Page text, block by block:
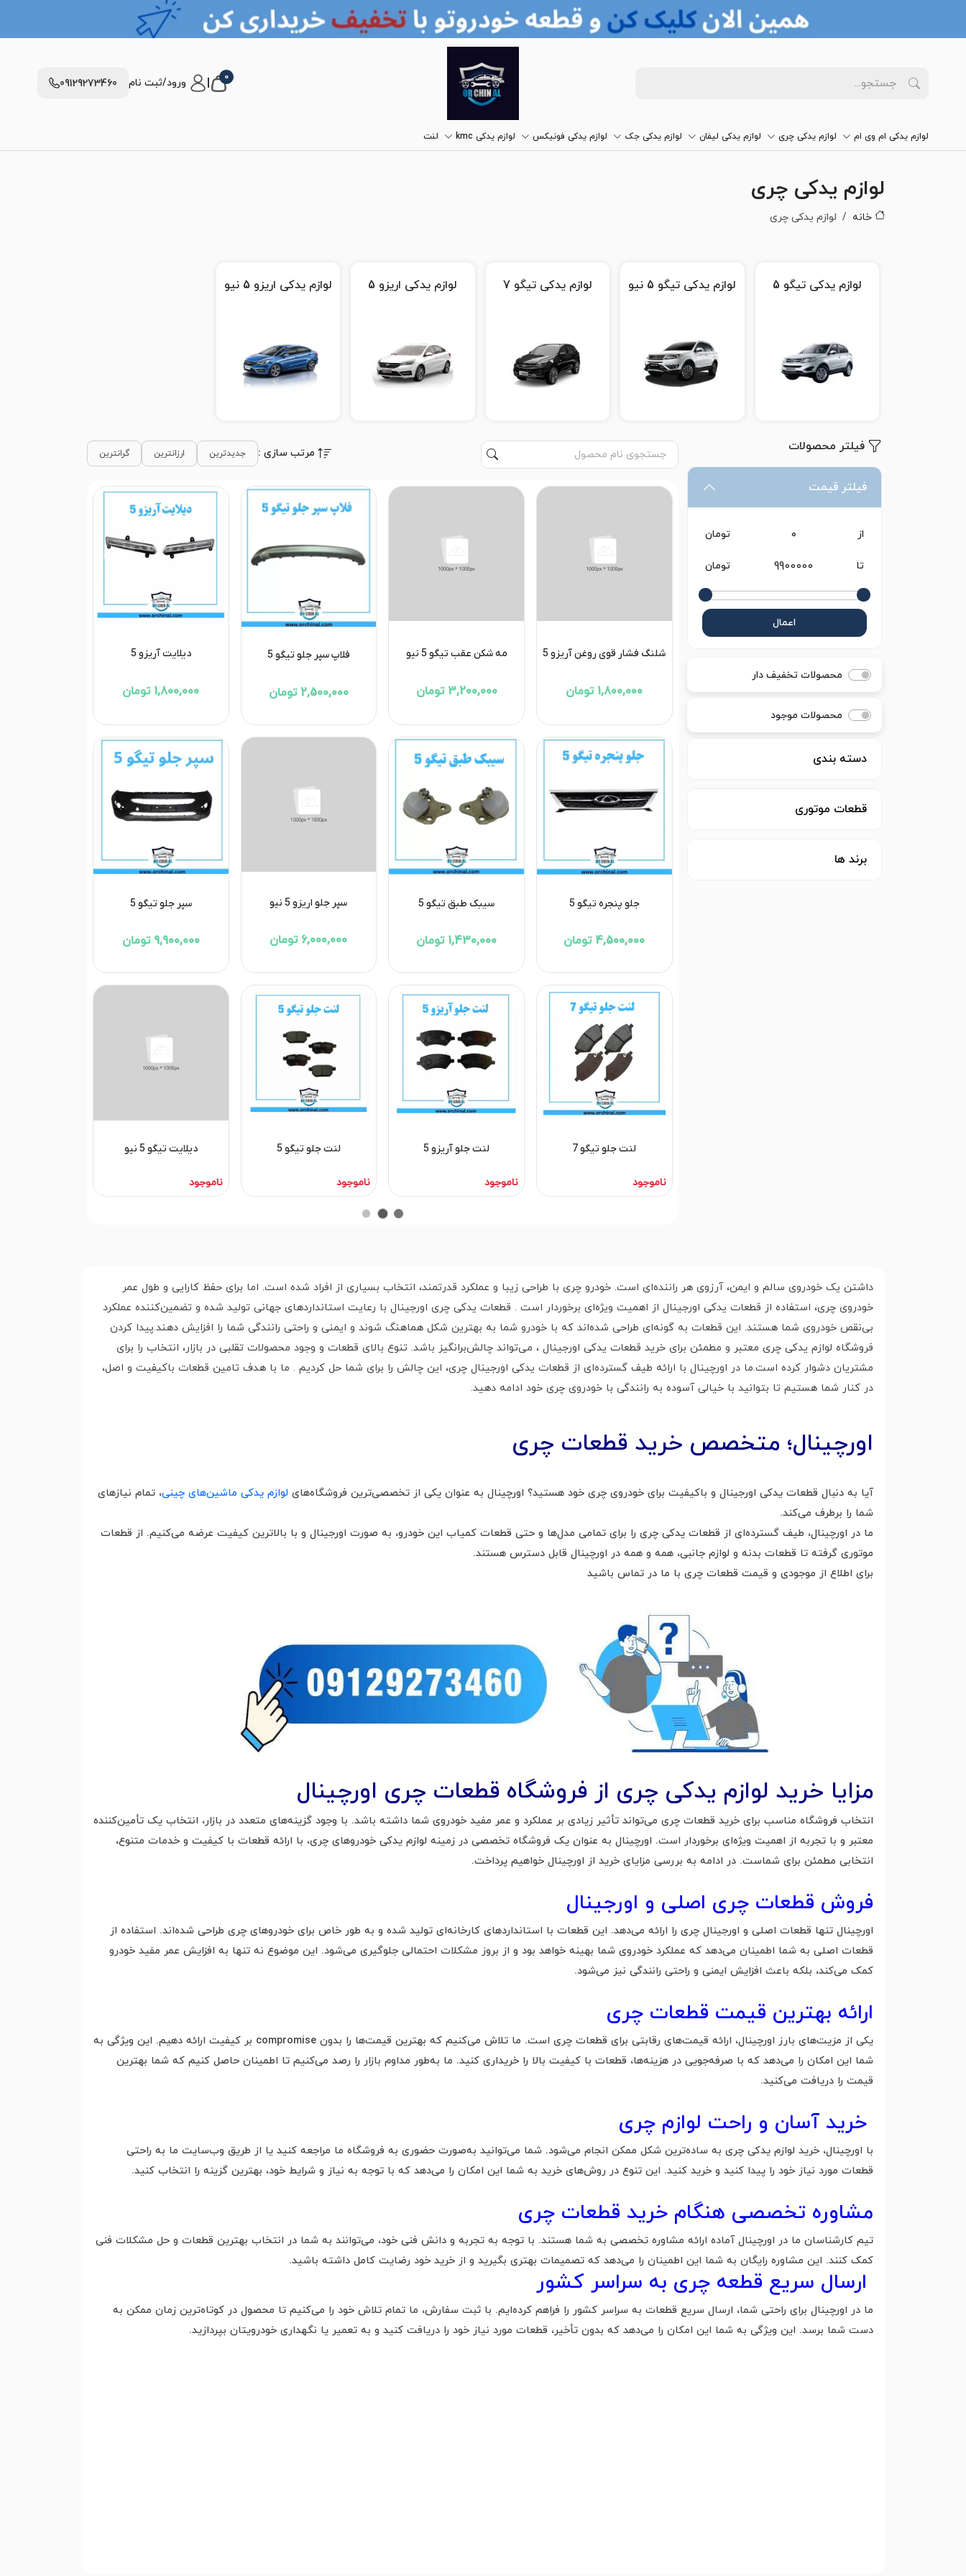
0 ورود/ثبت نام 09129273460
لوازم یدکی ام وی ام لوازم یدکی چری لوازم یدکی لیفان لوازم یدکی جک لوازم یدکی فونیکس لوازم یدکی kmc لنت
لوازم یدکی چری
خانه لوازم یدکی چری
لوازم یدکی تیگو 5 لوازم یدکی تیگو 5 نیو لوازم یدکی تیگو 7 لوازم یدکی اریزو 5 لوازم یدکی اریزو 5 نیو
فیلتر محصولات
فیلتر قیمت
از تومان
تا تومان
اعمال
محصولات تخفیف دار
محصولات موجود
دسته بندی
قطعات موتوری
برند ها
مرتب سازی : جدیدترین ارزانترین گرانترین
شلنگ فشار قوی روغن آریزو 5
1,800,000 تومان
مه شکن عقب تیگو 5 نیو
3,200,000 تومان
فلاپ سپر جلو تیگو 5
2,500,000 تومان
دیلایت آریزو 5
1,800,000 تومان
جلو پنجره تیگو 5
4,500,000 تومان
سیبک طبق تیگو 5
1,430,000 تومان
سپر جلو اریزو 5 نیو
6,000,000 تومان
سپر جلو تیگو 5
9,900,000 تومان
لنت جلو تیگو 7
ناموجود
لنت جلو آریزو 5
ناموجود
لنت جلو تیگو 5
ناموجود
دیلایت تیگو 5 نیو
ناموجود
داشتن یک خودروی سالم و ایمن، آرزوی هر راننده‌ای است. خودرو چری با طراحی زیبا و عملکرد قدرتمند، انتخاب بسیاری از افراد شده است. اما برای حفظ کارایی و طول عمر
خودروی چری، استفاده از قطعات یدکی اورجینال از اهمیت ویژه‌ای برخوردار است . قطعات یدکی چری اورجینال با رعایت استانداردهای جهانی تولید شده و تضمین‌کننده عملکرد
بی‌نقص خودروی شما هستند. این قطعات به گونه‌ای طراحی شده‌اند که با خودرو شما به بهترین شکل هماهنگ شوند و ایمنی و راحتی رانندگی شما را افزایش دهند.پیدا کردن
فروشگاه لوازم یدکی چری معتبر و مطمئن برای خرید قطعات یدکی اورجینال ، می‌تواند چالش‌برانگیز باشد. تنوع بالای قطعات و وجود محصولات تقلبی در بازار، انتخاب را برای
مشتریان دشوار کرده است.ما در اورچینال با ارائه طیف گسترده‌ای از قطعات یدکی اورجینال چری، این چالش را برای شما حل کردیم . ما با هدف تامین قطعات باکیفیت و اصل،
در کنار شما هستیم تا بتوانید با خیالی آسوده به رانندگی با خودروی چری خود ادامه دهید.
اورچینال؛ متخصص خرید قطعات چری
آیا به دنبال قطعات یدکی اورجینال و باکیفیت برای خودروی چری خود هستید؟ اورچینال به عنوان یکی از تخصصی‌ترین فروشگاه‌هایلوازم یدکی ماشین‌های چینی، تمام نیازهای
شما را برطرف می‌کند.
ما در اورچینال، طیف گسترده‌ای از قطعات یدکی چری را برای تمامی مدل‌ها و حتی قطعات کمیاب این خودرو، به صورت اورجینال و با بالاترین کیفیت عرضه می‌کنیم. از قطعات
موتوری گرفته تا قطعات بدنه و لوازم جانبی، همه و همه در اورچینال قابل دسترس هستند.
برای اطلاع از موجودی و قیمت قطعات چری با ما در تماس باشید
مزایا خرید لوازم یدکی چری از فروشگاه قطعات چری اورچینال
انتخاب فروشگاه مناسب برای خرید قطعات چری می‌تواند تأثیر زیادی بر عملکرد و عمر مفید خودروی شما داشته باشد. با وجود گزینه‌های متعدد در بازار، انتخاب یک تأمین‌کننده
معتبر و با تجربه از اهمیت ویژه‌ای برخوردار است. اورچینال به عنوان یک فروشگاه تخصصی در زمینه لوازم یدکی خودروهای چری، با ارائه قطعات با کیفیت و خدمات متنوع،
انتخابی مطمئن برای شماست. در ادامه به بررسی مزایای خرید از اورچینال خواهیم پرداخت.
فروش قطعات چری اصلی و اورجینال
اورچینال تنها قطعات اصلی و اورجینال چری را ارائه می‌دهد. این قطعات با استانداردهای کارخانه‌ای تولید شده و به طور خاص برای خودروهای چری طراحی شده‌اند. استفاده از
قطعات اصلی به شما اطمینان می‌دهد که عملکرد خودروی شما بهینه خواهد بود و از بروز مشکلات احتمالی جلوگیری می‌شود. این موضوع نه تنها به افزایش عمر مفید خودرو
کمک می‌کند، بلکه باعث افزایش ایمنی و راحتی رانندگی نیز می‌شود.
ارائه بهترین قیمت قطعات چری
یکی از مزیت‌های بارز اورچینال، ارائه قیمت‌های رقابتی برای قطعات چری است. ما تلاش می‌کنیم که بهترین قیمت‌ها را بدون compromise بر کیفیت ارائه دهیم. این ویژگی به
شما این امکان را می‌دهد که با صرفه‌جویی در هزینه‌ها، قطعات با کیفیت بالا را خریداری کنید. ما به‌طور مداوم بازار را رصد می‌کنیم تا اطمینان حاصل کنیم که شما بهترین
قیمت را دریافت می‌کنید.
خرید آسان و راحت لوازم چری
با اورچینال، خرید لوازم یدکی چری به ساده‌ترین شکل ممکن انجام می‌شود. شما می‌توانید به‌صورت حضوری به فروشگاه ما مراجعه کنید یا از طریق وب‌سایت ما به راحتی
قطعات مورد نیاز خود را پیدا کنید و خرید کنید. این تنوع در روش‌های خرید به شما این امکان را می‌دهد که با توجه به نیاز و شرایط خود، بهترین گزینه را انتخاب کنید.
مشاوره تخصصی هنگام خرید قطعات چری
تیم کارشناسان ما در اورچینال آماده ارائه مشاوره تخصصی به شما هستند. با توجه به تجربه و دانش فنی خود، می‌توانند به شما در انتخاب بهترین قطعات و حل مشکلات فنی
کمک کنند. این مشاوره رایگان به شما این اطمینان را می‌دهد که تصمیمات بهتری بگیرید و از خرید خود رضایت کامل داشته باشید.
ارسال سریع قطعه چری به سراسر کشور
ما در اورچینال برای راحتی شما، ارسال سریع قطعات به سراسر کشور را فراهم کرده‌ایم. با ثبت سفارش، ما تمام تلاش خود را می‌کنیم تا محصول در کوتاه‌ترین زمان ممکن به
دست شما برسد. این ویژگی به شما این امکان را می‌دهد که بدون تأخیر، قطعات مورد نیاز خود را دریافت کنید و به تعمیر یا نگهداری خودرویتان بپردازید.